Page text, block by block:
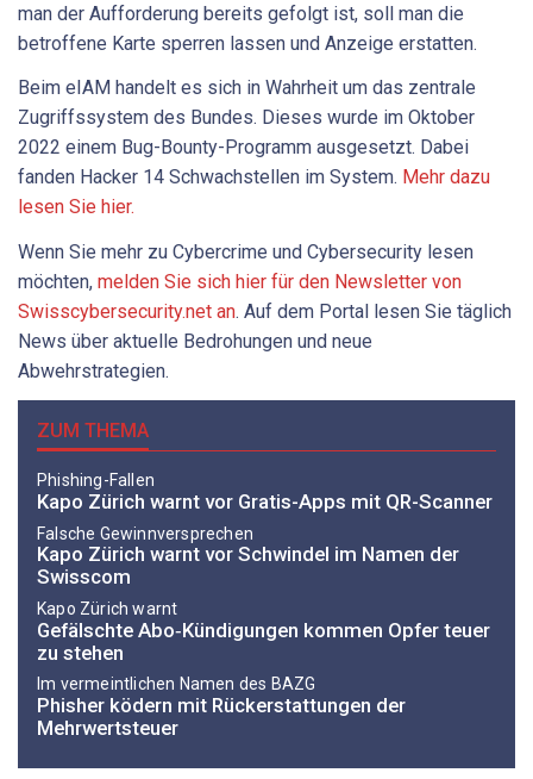
man der Aufforderung bereits gefolgt ist, soll man die
betroffene Karte sperren lassen und Anzeige erstatten.
Beim eIAM handelt es sich in Wahrheit um das zentrale
Zugriffssystem des Bundes. Dieses wurde im Oktober
2022 einem Bug-Bounty-Programm ausgesetzt. Dabei
fanden Hacker 14 Schwachstellen im System. Mehr dazu
lesen Sie hier.
Wenn Sie mehr zu Cybercrime und Cybersecurity lesen
möchten, melden Sie sich hier für den Newsletter von
Swisscybersecurity.net an. Auf dem Portal lesen Sie täglich
News über aktuelle Bedrohungen und neue
Abwehrstrategien.
ZUM THEMA
Phishing-Fallen
Kapo Zürich warnt vor Gratis-Apps mit QR-Scanner
Falsche Gewinnversprechen
Kapo Zürich warnt vor Schwindel im Namen der
Swisscom
Kapo Zürich warnt
Gefälschte Abo‑Kündigungen kommen Opfer teuer
zu stehen
Im vermeintlichen Namen des BAZG
Phisher ködern mit Rückerstattungen der
Mehrwertsteuer